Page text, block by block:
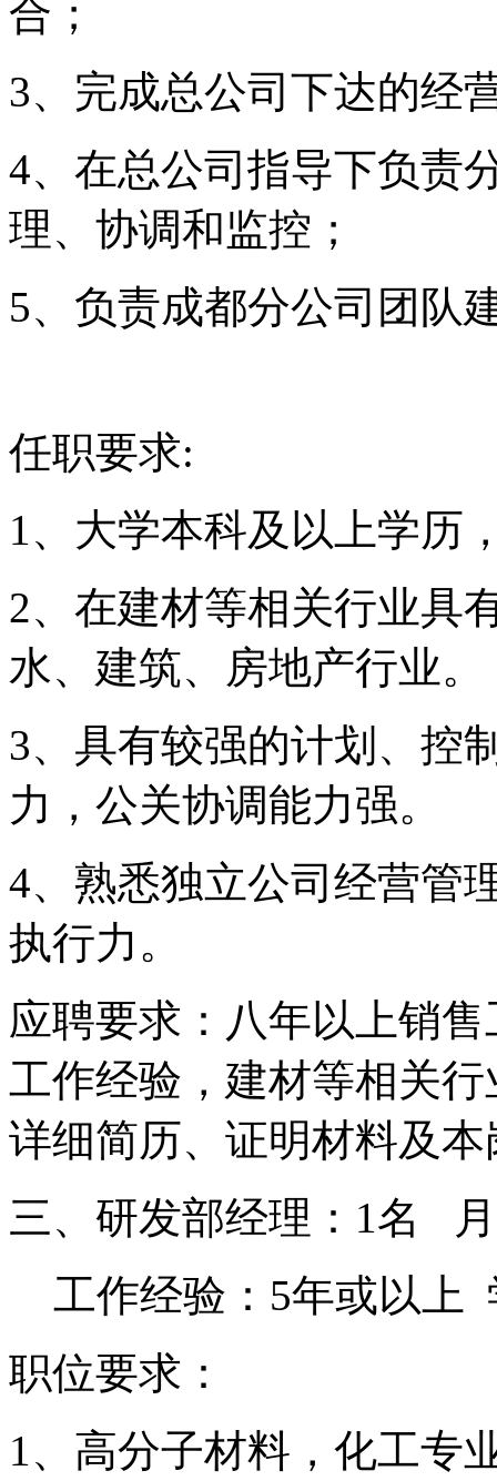
合；
3、完成总公司下达的经
4、在总公司指导下负责
理、协调和监控；
5、负责成都分公司团队
任职要求:
1、大学本科及以上学历
2、在建材等相关行业具
水、建筑、房地产行业。
3、具有较强的计划、控
力，公关协调能力强。
4、熟悉独立公司经营管
执行力。
应聘要求：八年以上销
工作经验，建材等相关
详细简历、证明材料及
三、研发部经理： 1名
工作经验： 5年或以上
职位要求：
1、高分子材料，化工专